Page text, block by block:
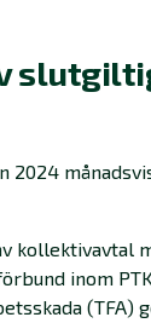
kollektivavtal
inom
(TFA)